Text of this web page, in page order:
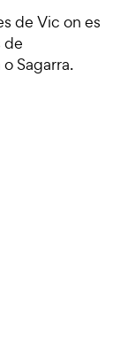
de Vic on es
de
Sagarra.